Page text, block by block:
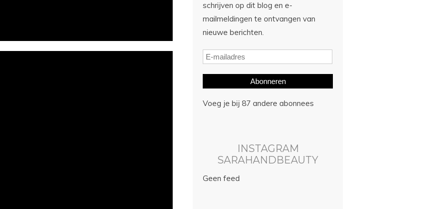
schrijven op dit blog en e-
mailmeldingen te ontvangen van
nieuwe berichten.
Abonneren
Voeg je bij 87 andere abonnees
INSTAGRAM
SARAHANDBEAUTY
Geen feed